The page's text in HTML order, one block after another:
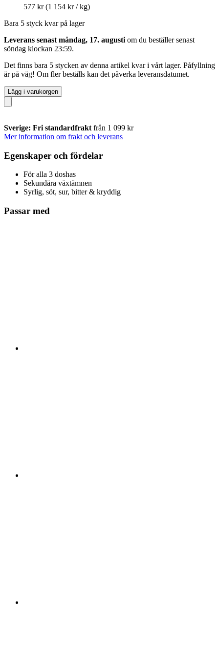
577 kr(1 154 kr / kg)
Bara 5 styck kvar på lager
Leverans senast måndag, 17. augusti om du beställer senast
söndag klockan 23:59.
Det finns bara 5 stycken av denna artikel kvar i vårt lager. Påfyllning
är på väg! Om fler beställs kan det påverka leveransdatumet.
Lägg i varukorgen
Sverige: Fri standardfrakt från 1 099 kr
Mer information om frakt och leverans
Egenskaper och fördelar
För alla 3 doshas
Sekundära växtämnen
Syrlig, söt, sur, bitter & kryddig
Passar med